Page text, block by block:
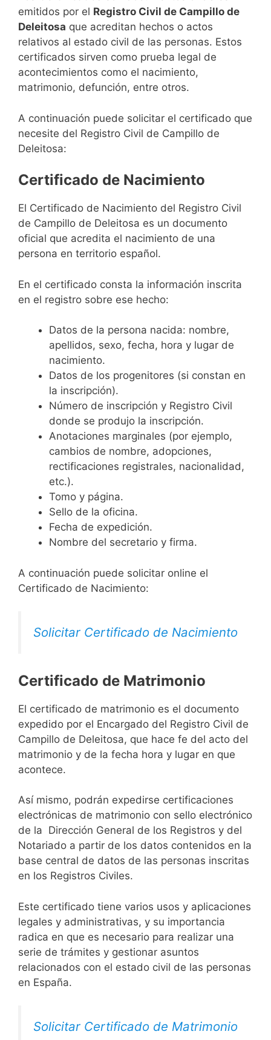
emitidos por el Registro Civil de Campillo de
Deleitosa que acreditan hechos o actos
relativos al estado civil de las personas. Estos
certificados sirven como prueba legal de
acontecimientos como el nacimiento,
matrimonio, defunción, entre otros.
A continuación puede solicitar el certificado que
necesite del Registro Civil de Campillo de
Deleitosa:
Certificado de Nacimiento
El Certificado de Nacimiento del Registro Civil
de Campillo de Deleitosa es un documento
oficial que acredita el nacimiento de una
persona en territorio español.
En el certificado consta la información inscrita
en el registro sobre ese hecho:
Datos de la persona nacida: nombre,
apellidos, sexo, fecha, hora y lugar de
nacimiento.
Datos de los progenitores (si constan en
la inscripción).
Número de inscripción y Registro Civil
donde se produjo la inscripción.
Anotaciones marginales (por ejemplo,
cambios de nombre, adopciones,
rectificaciones registrales, nacionalidad,
etc.).
Tomo y página.
Sello de la oficina.
Fecha de expedición.
Nombre del secretario y firma.
A continuación puede solicitar online el
Certificado de Nacimiento:
Solicitar Certificado de Nacimiento
Certificado de Matrimonio
El certificado de matrimonio es el documento
expedido por el Encargado del Registro Civil de
Campillo de Deleitosa, que hace fe del acto del
matrimonio y de la fecha hora y lugar en que
acontece.
Así mismo, podrán expedirse certificaciones
electrónicas de matrimonio con sello electrónico
de la Dirección General de los Registros y del
Notariado a partir de los datos contenidos en la
base central de datos de las personas inscritas
en los Registros Civiles.
Este certificado tiene varios usos y aplicaciones
legales y administrativas, y su importancia
radica en que es necesario para realizar una
serie de trámites y gestionar asuntos
relacionados con el estado civil de las personas
en España.
Solicitar Certificado de Matrimonio